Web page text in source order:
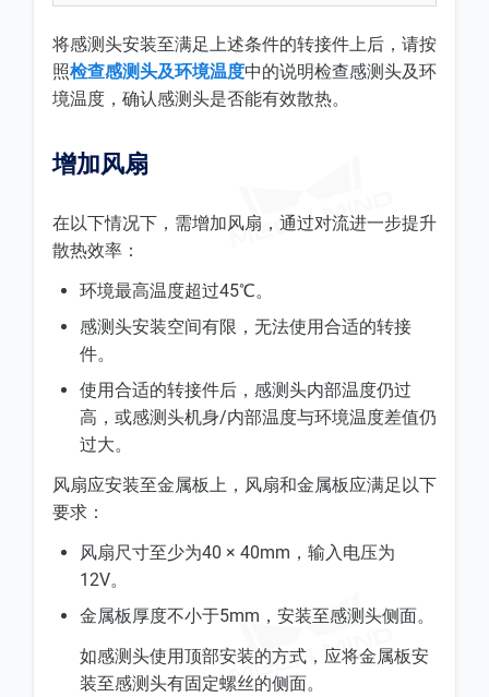
将感测头安装至满足上述条件的转接件上后，请按
照检查感测头及环境温度中的说明检查感测头及环
境温度，确认感测头是否能有效散热。
增加风扇
在以下情况下，需增加风扇，通过对流进一步提升
散热效率：
环境最高温度超过45℃。
感测头安装空间有限，无法使用合适的转接
件。
使用合适的转接件后，感测头内部温度仍过
高，或感测头机身/内部温度与环境温度差值仍
过大。
风扇应安装至金属板上，风扇和金属板应满足以下
要求：
风扇尺寸至少为40 × 40mm，输入电压为
12V。
金属板厚度不小于5mm，安装至感测头侧面。
如感测头使用顶部安装的方式，应将金属板安
装至感测头有固定螺丝的侧面。